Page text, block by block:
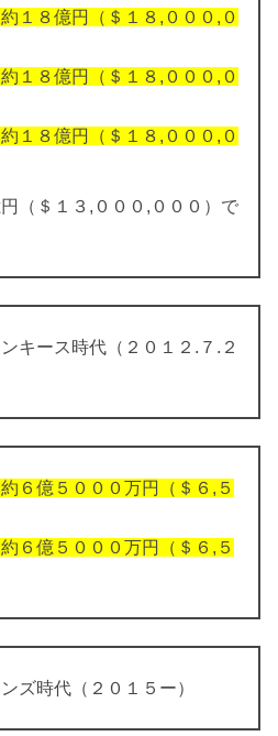
１８億円（＄１８,０００,０
１８億円（＄１８,０００,０
１８億円（＄１８,０００,０
（＄１３,０００,０００）で
キース時代（２０１２.７.２
６億５０００万円（＄６,５
６億５０００万円（＄６,５
ズ時代（２０１５ー）